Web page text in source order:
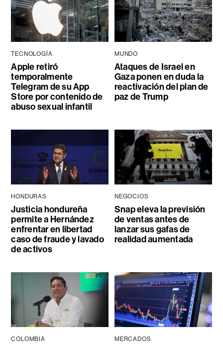
TECNOLOGÍA
Apple retiró
temporalmente
Telegram de su App
Store por contenido de
abuso sexual infantil
MUNDO
Ataques de Israel en
Gaza ponen en duda la
reactivación del plan de
paz de Trump
HONDURAS
Justicia hondureña
permite a Hernández
enfrentar en libertad
caso de fraude y lavado
de activos
NEGOCIOS
Snap eleva la previsión
de ventas antes de
lanzar sus gafas de
realidad aumentada
COLOMBIA MERCADOS